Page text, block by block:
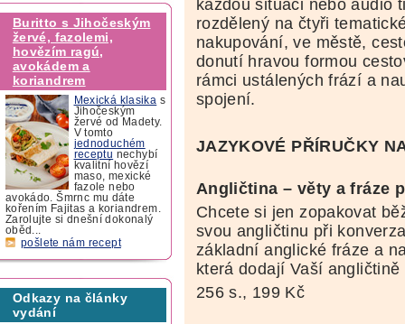
Buritto s Jihočeským
žervé, fazolemi,
hovězím ragú,
avokádem a
koriandrem
Mexická klasika s
Jihočeským
žervé od Madety.
V tomto
jednoduchém
receptu nechybí
kvalitní hovězí
maso, mexické
fazole nebo
avokádo. Šmrnc mu dáte
kořením Fajitas a koriandrem.
Zarolujte si dnešní dokonalý
oběd...
pošlete nám recept
Odkazy na články
vydání
každou situaci nebo audio
rozdělený na čtyři
nakupování, ve městě,
donutí hravou formou
rámci ustálených frází a
spojení.
JAZYKOVÉ PŘÍRUČKY
Angličtina – věty a fráze
Chcete si jen zopakovat
svou angličtinu při
základní anglické fráze a
která dodají Vaší
256 s., 199 Kč